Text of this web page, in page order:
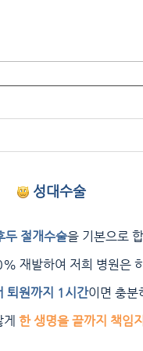
성대수술
두 절개수술을 기본으로
재발하여 저희 병원은
퇴원까지 1시간이면 충
한 생명을 끝까지 책임